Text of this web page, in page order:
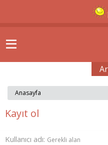
Anasayfa
Kayıt ol
Kullanıcı adı Gerekli alan